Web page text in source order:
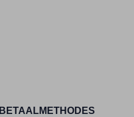
BETAALMETHODES